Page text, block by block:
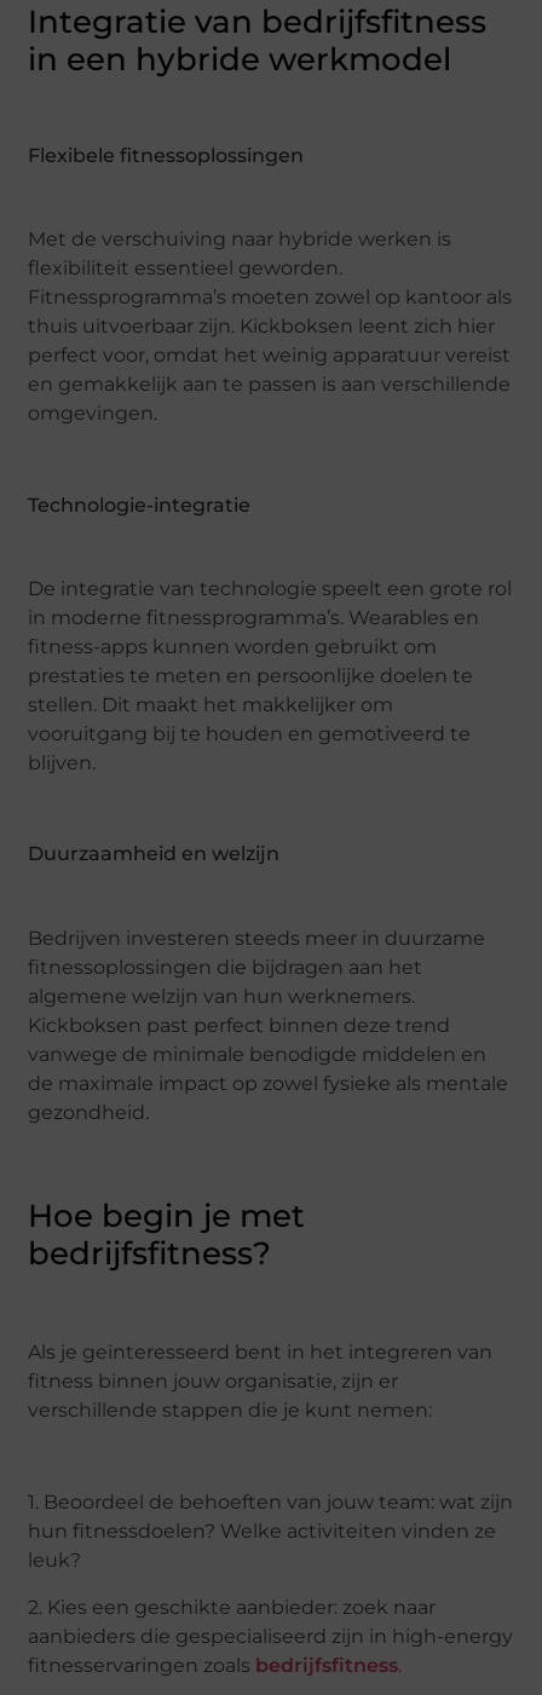
Integratie van bedrijfsfitness
in een hybride werkmodel
Flexibele fitnessoplossingen
Met de verschuiving naar hybride werken is
flexibiliteit essentieel geworden.
Fitnessprogramma’s moeten zowel op kantoor als
thuis uitvoerbaar zijn. Kickboksen leent zich hier
perfect voor, omdat het weinig apparatuur vereist
en gemakkelijk aan te passen is aan verschillende
omgevingen.
Technologie-integratie
De integratie van technologie speelt een grote rol
in moderne fitnessprogramma’s. Wearables en
fitness-apps kunnen worden gebruikt om
prestaties te meten en persoonlijke doelen te
stellen. Dit maakt het makkelijker om
vooruitgang bij te houden en gemotiveerd te
blijven.
Duurzaamheid en welzijn
Bedrijven investeren steeds meer in duurzame
fitnessoplossingen die bijdragen aan het
algemene welzijn van hun werknemers.
Kickboksen past perfect binnen deze trend
vanwege de minimale benodigde middelen en
de maximale impact op zowel fysieke als mentale
gezondheid.
Hoe begin je met
bedrijfsfitness?
Als je geïnteresseerd bent in het integreren van
fitness binnen jouw organisatie, zijn er
verschillende stappen die je kunt nemen:
1. Beoordeel de behoeften van jouw team: wat zijn
hun fitnessdoelen? Welke activiteiten vinden ze
leuk?
2. Kies een geschikte aanbieder: zoek naar
aanbieders die gespecialiseerd zijn in high-energy
fitnesservaringen zoals bedrijfsfitness.